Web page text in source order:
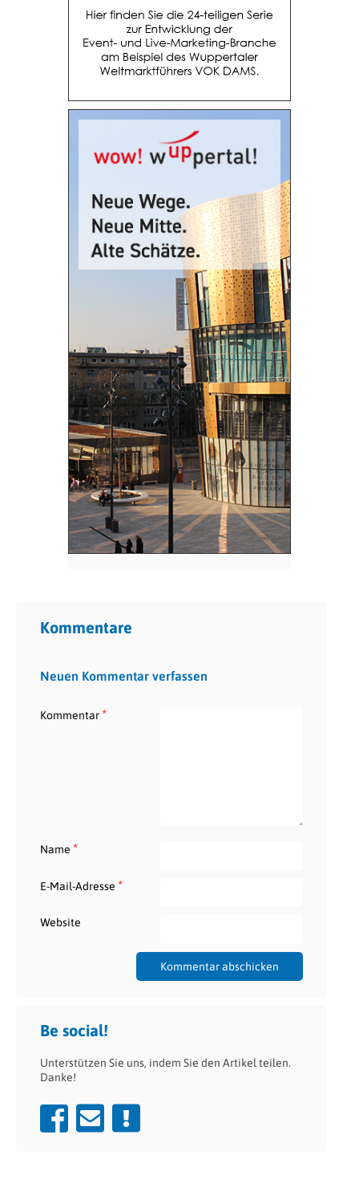
Kommentare
Neuen Kommentar verfassen
Kommentar*
Name *
E-Mail-Adresse *
Website
Be social!
Unterstützen Sie uns, indem Sie den Artikel teilen.
Danke!